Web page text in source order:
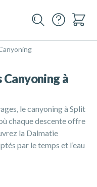
à
le canyoning à Split
chaque descente offre
la Dalmatie
par le temps et l’eau